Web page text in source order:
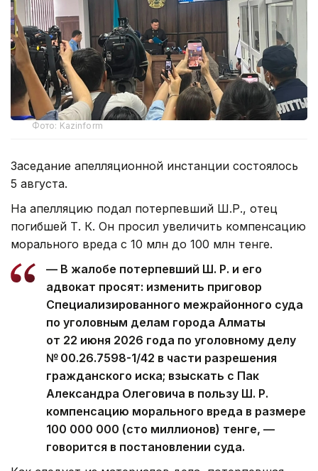
Фото: Kazinform
Заседание апелляционной инстанции состоялось
5 августа.
На апелляцию подал потерпевший Ш.Р., отец
погибшей Т. К. Он просил увеличить компенсацию
морального вреда с 10 млн до 100 млн тенге.
— В жалобе потерпевший Ш. Р. и его
адвокат просят: изменить приговор
Специализированного межрайонного суда
по уголовным делам города Алматы
от 22 июня 2026 года по уголовному делу
№ 00.26.7598-1/42 в части разрешения
гражданского иска; взыскать с Пак
Александра Олеговича в пользу Ш. Р.
компенсацию морального вреда в размере
100 000 000 (сто миллионов) тенге, —
говорится в постановлении суда.